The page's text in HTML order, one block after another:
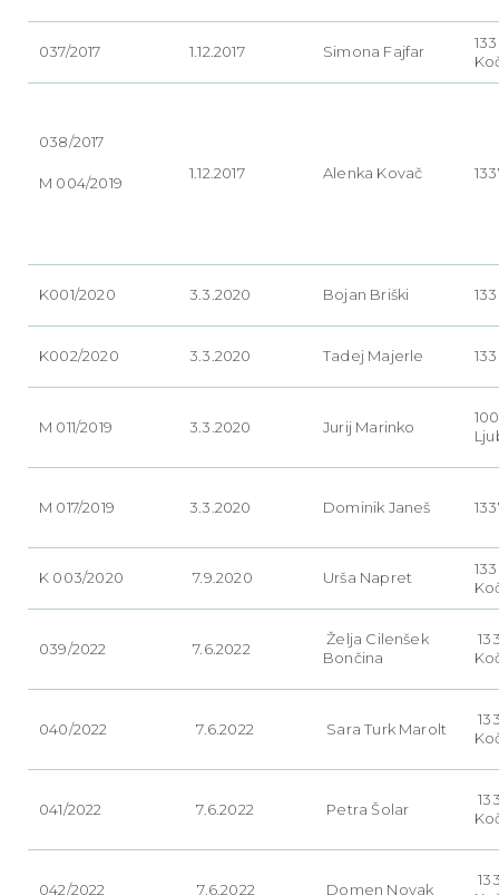
037/2017 1.12.2017 Simona Fajfar
038/2017
M 004/2019
1.12.2017 Alenka Kovač
K001/2020 3.3.2020 Bojan Briški
K002/2020 3.3.2020 Tadej Majerle
M 011/2019 3.3.2020 Jurij Marinko
M 017/2019 3.3.2020 Dominik Janeš
K 003/2020 7.9.2020 Urša Napret
039/2022 7.6.2022
Želja Cilenšek
Bončina
040/2022 7.6.2022 Sara Turk Marolt
041/2022 7.6.2022 Petra Šolar
042/2022 7.6.2022 Domen Novak